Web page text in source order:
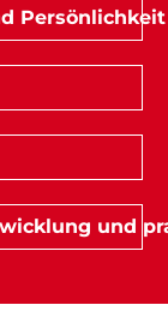
Persönlichkeit
und